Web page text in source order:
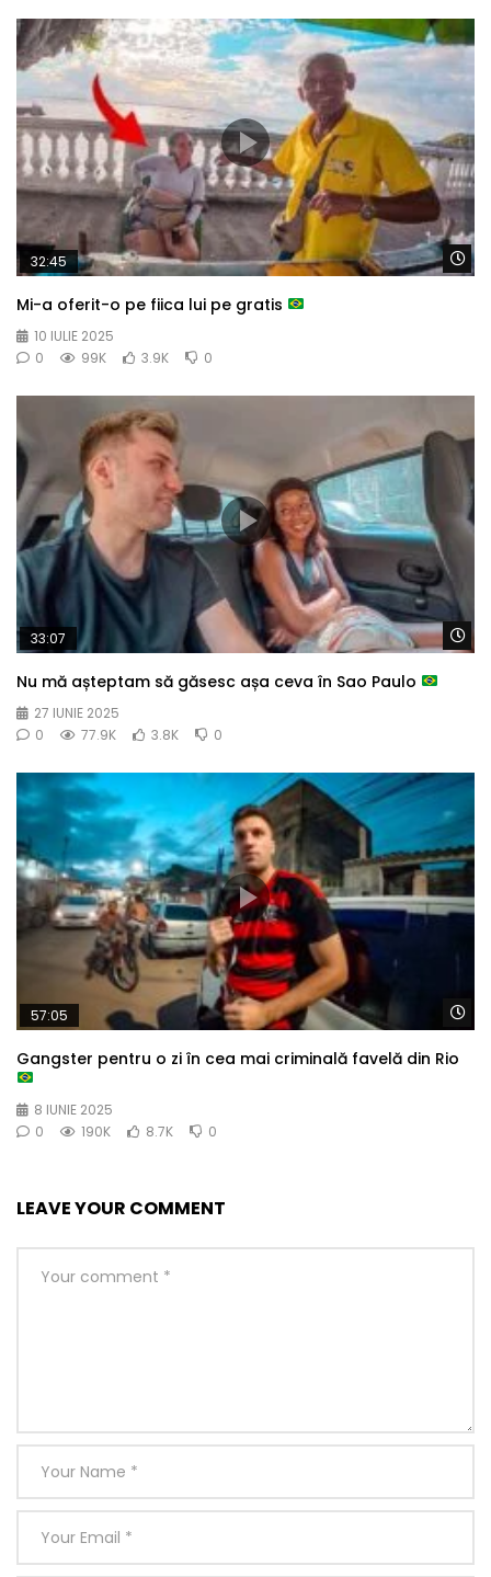
32:45
Mi-a oferit-o pe fiica lui pe gratis
10 IULIE 2025
0
99K 3.9K 0
33:07
Nu mă așteptam să găsesc așa ceva în Sao Paulo
27 IUNIE 2025
0
77.9K 3.8K 0
57:05
Gangster pentru o zi în cea mai criminală favelă din Rio
8 IUNIE 2025
0
190K 8.7K 0
LEAVE YOUR COMMENT